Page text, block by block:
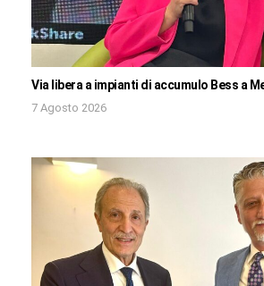
Via libera a impianti di accumulo Bess a
7 Agosto 2026